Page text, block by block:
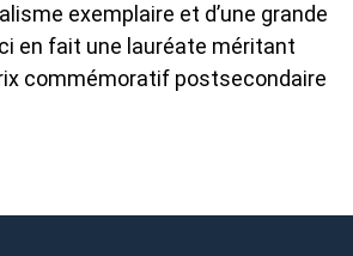
exemplaire et d’une grande
en fait une lauréate méritant
commémoratif postsecondaire